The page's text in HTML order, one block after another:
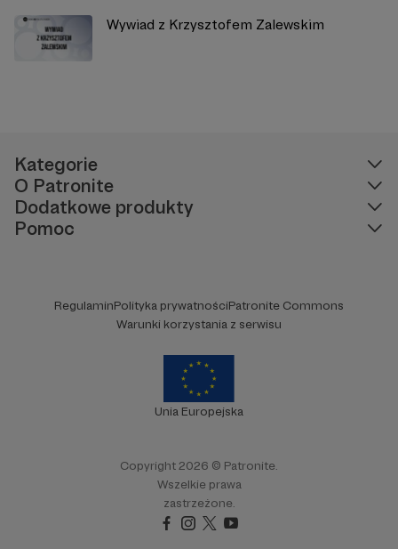
Wywiad z Krzysztofem Zalewskim
Kategorie
O Patronite
Dodatkowe produkty
Pomoc
RegulaminPolityka prywatnościPatronite Commons
Warunki korzystania z serwisu
Unia Europejska
Copyright 2026 © Patronite.
Wszelkie prawa
zastrzeżone.